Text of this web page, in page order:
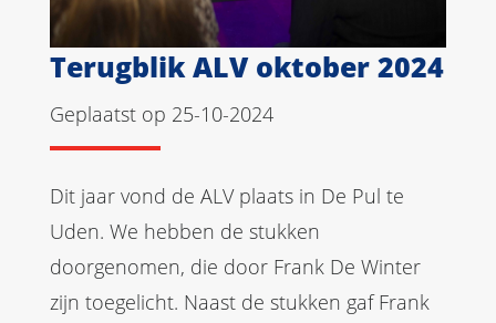
Terugblik ALV oktober 2024
Geplaatst op 25-10-2024
Dit jaar vond de ALV plaats in De Pul te
Uden. We hebben de stukken
doorgenomen, die door Frank De Winter
zijn toegelicht. Naast de stukken gaf Frank